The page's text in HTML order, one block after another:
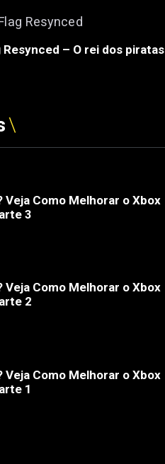
– O rei dos piratas
Veja Como Melhorar o Xbox
3
Veja Como Melhorar o Xbox
2
Veja Como Melhorar o Xbox
1